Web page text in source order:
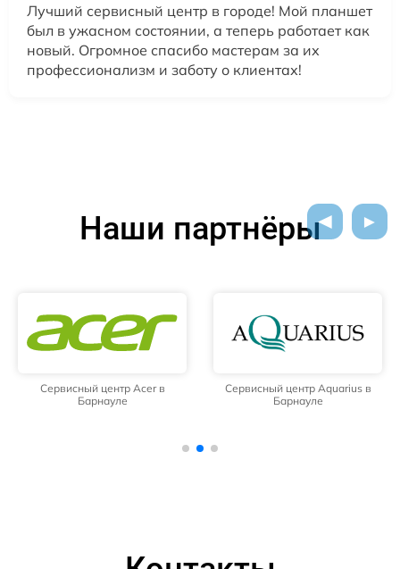
Лучший сервисный центр в городе! Мой планшет
был в ужасном состоянии, а теперь работает как
новый. Огромное спасибо мастерам за их
профессионализм и заботу о клиентах!
Наши партнёры
Сервисный центр Acer в
Барнауле
Сервисный центр Aquarius в
Барнауле